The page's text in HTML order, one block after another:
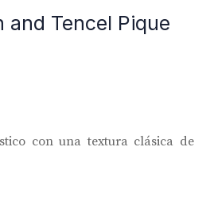
and Tencel Pique
con una textura clásica de